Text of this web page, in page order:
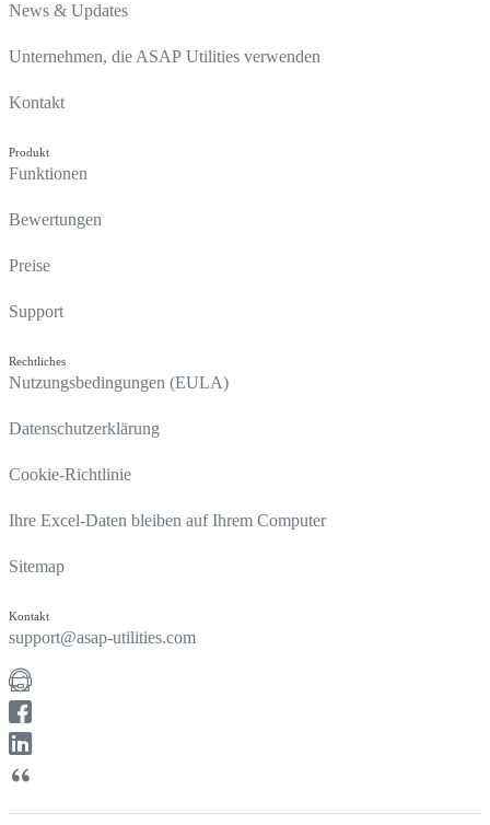
News & Updates
Unternehmen, die ASAP Utilities verwenden
Kontakt
Produkt
Funktionen
Bewertungen
Preise
Support
Rechtliches
Nutzungsbedingungen (EULA)
Datenschutzerklärung
Cookie-Richtlinie
Ihre Excel-Daten bleiben auf Ihrem Computer
Sitemap
Kontakt
support@asap-utilities.com